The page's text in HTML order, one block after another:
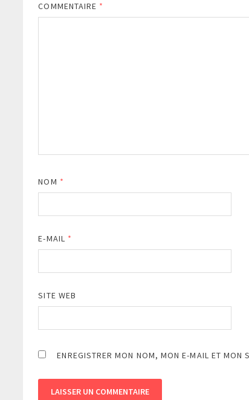
COMMENTAIRE *
NOM *
E-MAIL *
SITE WEB
ENREGISTRER MON NOM, MON E-MAIL ET MON